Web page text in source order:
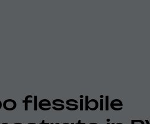
flessibile